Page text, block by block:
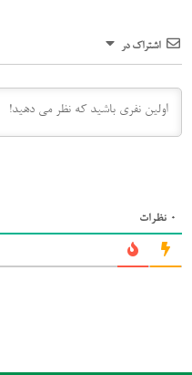
اشتراک در
0 نظرات